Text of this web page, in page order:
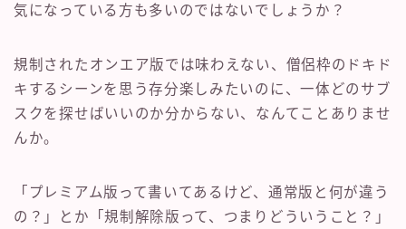
気になっている方も多いのではないでしょうか？
規制されたオンエア版では味わえない、僧侶枠のドキド
キするシーンを思う存分楽しみたいのに、一体どのサブ
スクを探せばいいのか分からない、なんてことありませ
んか。
「プレミアム版って書いてあるけど、通常版と何が違う
の？」とか「規制解除版って、つまりどういうこと？」